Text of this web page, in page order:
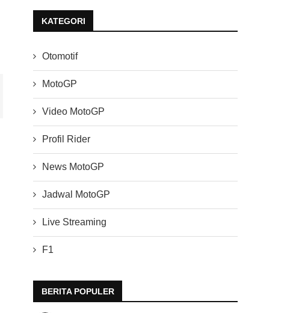
KATEGORI
Otomotif
MotoGP
Video MotoGP
Profil Rider
News MotoGP
Jadwal MotoGP
Live Streaming
F1
BERITA POPULER